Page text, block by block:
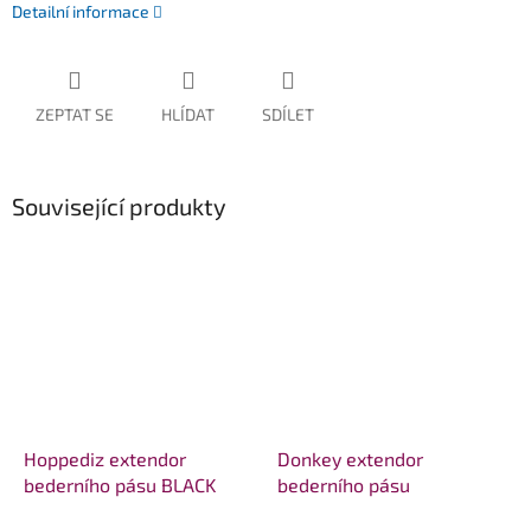
Detailní informace
ZEPTAT SE HLÍDAT SDÍLET
Související produkty
Hoppediz extendor
bederního pásu BLACK
Donkey extendor
bederního pásu